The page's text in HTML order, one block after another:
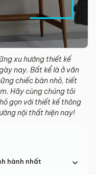
xu hướng thiết kế
nay. Bất kể là ở văn
chiếc bàn nhỏ, tiết
Hãy cùng chúng tôi
gọn với thiết kế thông
nội thất hiện nay!
hành nhất